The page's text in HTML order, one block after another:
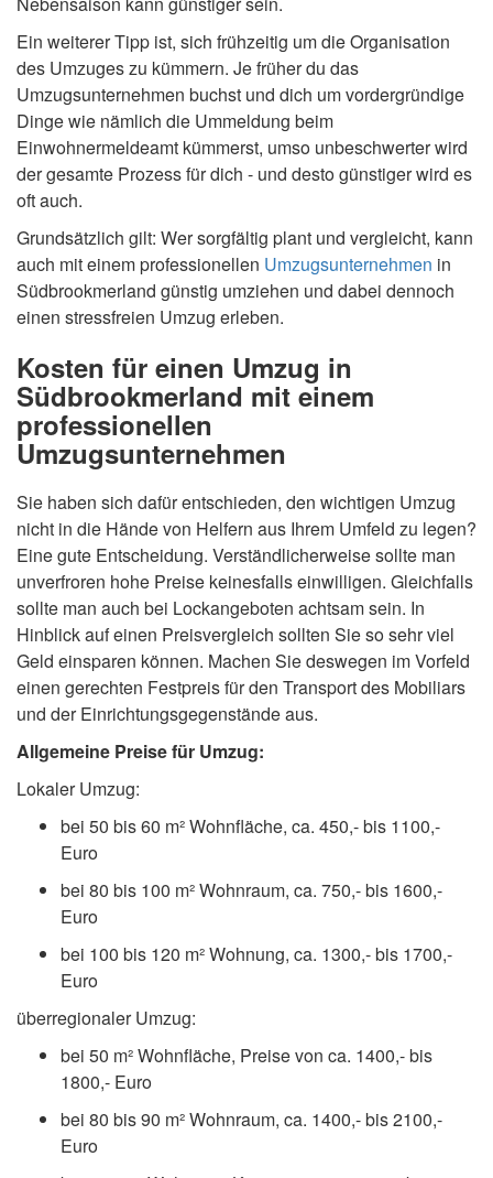
Ein weiterer Tipp ist, sich frühzeitig um die Organisation
des Umzuges zu kümmern. Je früher du das
Umzugsunternehmen buchst und dich um vordergründige
Dinge wie nämlich die Ummeldung beim
Einwohnermeldeamt kümmerst, umso unbeschwerter wird
der gesamte Prozess für dich - und desto günstiger wird es
oft auch.
Grundsätzlich gilt: Wer sorgfältig plant und vergleicht, kann
auch mit einem professionellen Umzugsunternehmen in
Südbrookmerland günstig umziehen und dabei dennoch
einen stressfreien Umzug erleben.
Kosten für einen Umzug in
Südbrookmerland mit einem
professionellen
Umzugsunternehmen
Sie haben sich dafür entschieden, den wichtigen Umzug
nicht in die Hände von Helfern aus Ihrem Umfeld zu legen?
Eine gute Entscheidung. Verständlicherweise sollte man
unverfroren hohe Preise keinesfalls einwilligen. Gleichfalls
sollte man auch bei Lockangeboten achtsam sein. In
Hinblick auf einen Preisvergleich sollten Sie so sehr viel
Geld einsparen können. Machen Sie deswegen im Vorfeld
einen gerechten Festpreis für den Transport des Mobiliars
und der Einrichtungsgegenstände aus.
Allgemeine Preise für Umzug:
Lokaler Umzug:
bei 50 bis 60 m² Wohnfläche, ca. 450,- bis 1100,-
Euro
bei 80 bis 100 m² Wohnraum, ca. 750,- bis 1600,-
Euro
bei 100 bis 120 m² Wohnung, ca. 1300,- bis 1700,-
Euro
überregionaler Umzug:
bei 50 m² Wohnfläche, Preise von ca. 1400,- bis
1800,- Euro
bei 80 bis 90 m² Wohnraum, ca. 1400,- bis 2100,-
Euro